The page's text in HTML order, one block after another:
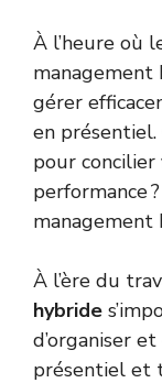
À l’heure où
gérer
en
pour concilier
performance
management
À l’ère du
hybride
d’organiser
présentiel et